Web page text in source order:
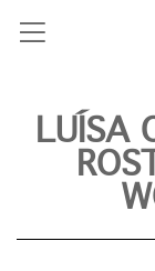
LUÍSA